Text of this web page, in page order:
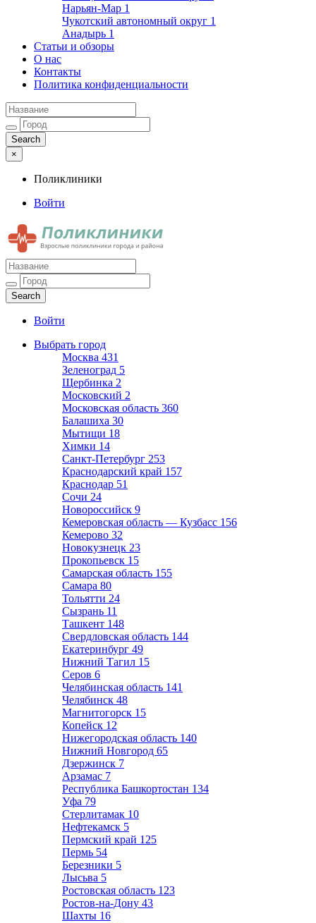
Нарьян-Мар 1
Чукотский автономный округ 1
Анадырь 1
Статьи и обзоры
О нас
Контакты
Политика конфиденциальности
×
Поликлиники
Войти
Поликлиники
Взрослые поликлиники города и района
Войти
Выбрать город
Москва 431
Зеленоград 5
Щербинка 2
Московский 2
Московская область 360
Балашиха 30
Мытищи 18
Химки 14
Санкт-Петербург 253
Краснодарский край 157
Краснодар 51
Сочи 24
Новороссийск 9
Кемеровская область — Кузбасс 156
Кемерово 32
Новокузнецк 23
Прокопьевск 15
Самарская область 155
Самара 80
Тольятти 24
Сызрань 11
Ташкент 148
Свердловская область 144
Екатеринбург 49
Нижний Тагил 15
Серов 6
Челябинская область 141
Челябинск 48
Магнитогорск 15
Копейск 12
Нижегородская область 140
Нижний Новгород 65
Дзержинск 7
Арзамас 7
Республика Башкортостан 134
Уфа 79
Стерлитамак 10
Нефтекамск 5
Пермский край 125
Пермь 54
Березники 5
Лысьва 5
Ростовская область 123
Ростов-на-Дону 43
Шахты 16